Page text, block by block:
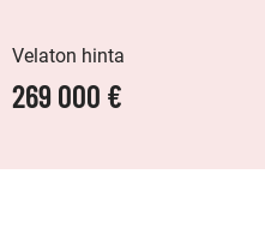
Velaton hinta
269 000 €